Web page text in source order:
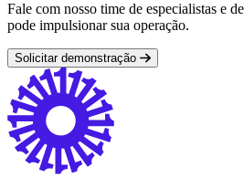
Fale com nosso time de especialistas e
pode impulsionar sua operação.
Solicitar demonstração